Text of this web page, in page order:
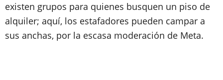
existen grupos para quienes busquen un piso de
alquiler; aquí, los estafadores pueden campar a
sus anchas, por la escasa moderación de Meta.